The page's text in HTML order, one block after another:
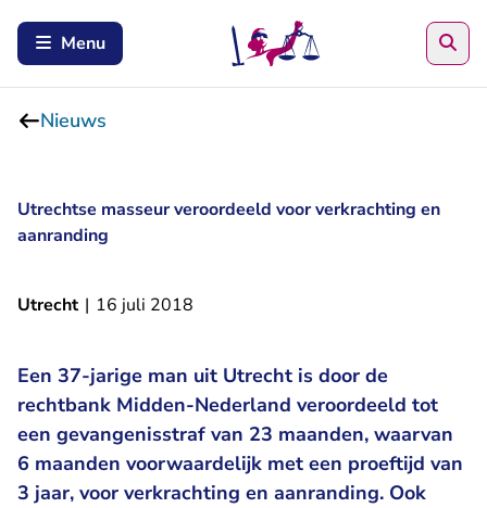
Menu
Nieuws
Utrechtse masseur veroordeeld voor verkrachting en
aanranding
Utrecht | 16 juli 2018
Een 37-jarige man uit Utrecht is door de
rechtbank Midden-Nederland veroordeeld tot
een gevangenisstraf van 23 maanden, waarvan
6 maanden voorwaardelijk met een proeftijd van
3 jaar, voor verkrachting en aanranding. Ook